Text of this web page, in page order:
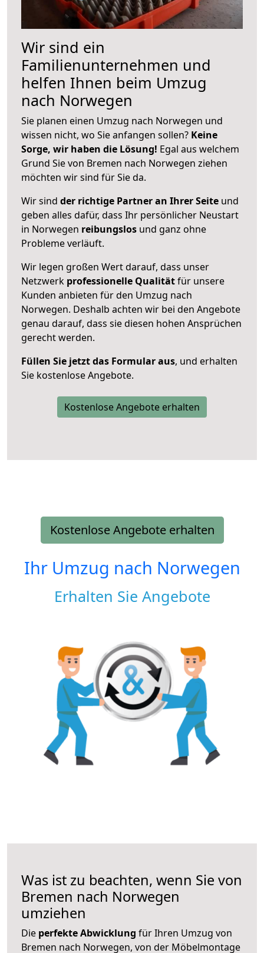
Wir sind ein
Familienunternehmen und
helfen Ihnen beim Umzug
nach Norwegen
Sie planen einen Umzug nach Norwegen und
wissen nicht, wo Sie anfangen sollen? Keine
Sorge, wir haben die Lösung! Egal aus welchem
Grund Sie von Bremen nach Norwegen ziehen
möchten wir sind für Sie da.
Wir sind der richtige Partner an Ihrer Seite und
geben alles dafür, dass Ihr persönlicher Neustart
in Norwegen reibungslos und ganz ohne
Probleme verläuft.
Wir legen großen Wert darauf, dass unser
Netzwerk professionelle Qualitätfür unsere
Kunden anbieten für den Umzug nach
Norwegen. Deshalb achten wir bei den Angebote
genau darauf, dass sie diesen hohen Ansprüchen
gerecht werden.
Füllen Sie jetzt das Formular aus, und erhalten
Sie kostenlose Angebote.
Kostenlose Angebote erhalten
Kostenlose Angebote erhalten
Ihr Umzug nach Norwegen
Erhalten Sie Angebote
Was ist zu beachten, wenn Sie von
Bremen nach Norwegen
umziehen
Die perfekte Abwicklung für Ihren Umzug von
Bremen nach Norwegen, von der Möbelmontage